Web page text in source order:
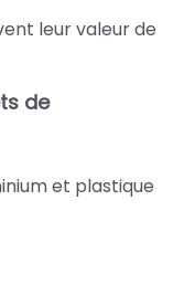
leur valeur de
de
et plastique